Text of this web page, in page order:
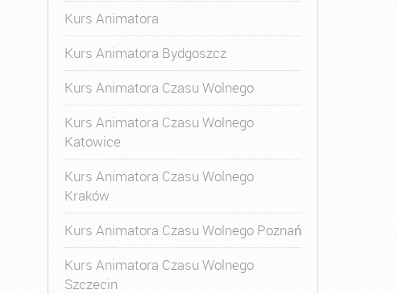
Kurs Animatora Czasu Wolnego,Kurs Animatora Czasu
Kurs Animatora
Kurs Animatora Bydgoszcz
Kurs Animatora Czasu Wolnego
Kurs Animatora Czasu Wolnego
Katowice
Kurs Animatora Czasu Wolnego
Kraków
Kurs Animatora Czasu Wolnego Poznań
Kurs Animatora Czasu Wolnego
Szczecin